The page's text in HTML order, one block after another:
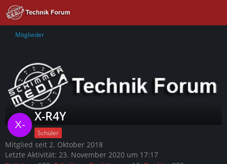
Mitglieder
X-R4Y
Schüler
Mitglied seit 2. Oktober 2018
Letzte Aktivität: 23. November 2020 um 17:17